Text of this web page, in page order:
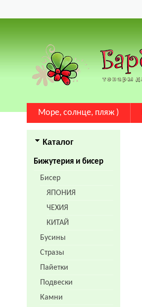
Море, солнце, пляж )
Каталог
Бижутерия и бисер
Бисер
ЯПОНИЯ
ЧЕХИЯ
КИТАЙ
Бусины
Стразы
Пайетки
Подвески
Камни